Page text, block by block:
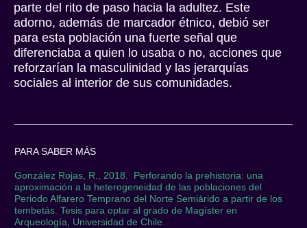
parte del rito de paso hacia la adultez. Este
adorno, además de marcador étnico, debió ser
para esta población una fuerte señal que
diferenciaba a quien lo usaba o no, acciones que
reforzarían la masculinidad y las jerarquías
sociales al interior de sus comunidades.
PARA SABER MÁS
González Rojas, R., 2018. Perforando la prehistoria: una
aproximación a la heterogeneidad de las poblaciones del
Periodo Alfarero Temprano del Norte Semiárido a partir de los
tembetás. Tesis para optar al grado de Magíster en
Arqueología, Universidad de Chile.